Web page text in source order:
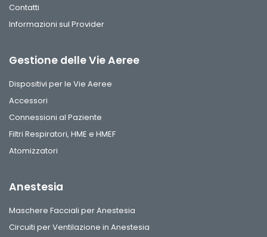
Contatti
Informazioni sul Provider
Gestione delle Vie Aeree
Dispositivi per le Vie Aeree
Accessori
Connessioni al Paziente
Filtri Respiratori, HME e HMEF
Atomizzatori
Anestesia
Maschere Facciali per Anestesia
Circuiti per Ventilazione in Anestesia